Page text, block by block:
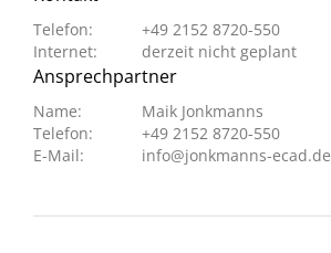
Telefon:
+49 2152 8720-550
Internet:
derzeit nicht geplant
Ansprechpartner
Name:
Maik Jonkmanns
Telefon:
+49 2152 8720-550
E-Mail:
info@jonkmanns-ecad.de